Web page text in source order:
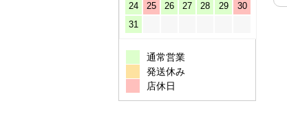
24
25 26 27 28 29
30
31
通常営業
発送休み
店休日